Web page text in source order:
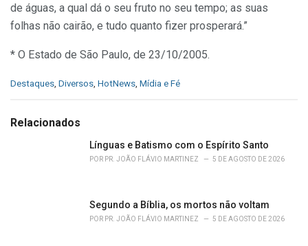
de águas, a qual dá o seu fruto no seu tempo; as suas
folhas não cairão, e tudo quanto fizer prosperará.”
* O Estado de São Paulo, de 23/10/2005.
C
e
Destaques Diversos HotNews Mídia e Fé
Relacionados
Línguas e Batismo com o Espírito Santo
POR PR. JOÃO FLÁVIO MARTINEZ 5 DE AGOSTO DE 2026
Segundo a Bíblia, os mortos não voltam
POR PR. JOÃO FLÁVIO MARTINEZ 5 DE AGOSTO DE 2026